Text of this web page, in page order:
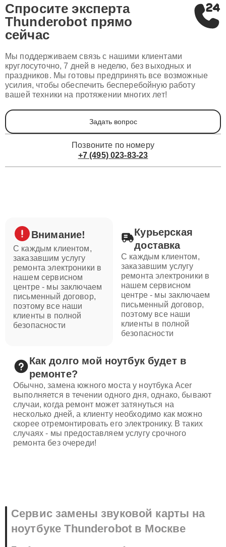
Спросите эксперта
Thunderobot прямо
сейчас
Мы поддерживаем связь с нашими клиентами
круглосуточно, 7 дней в неделю, без выходных и
праздников. Мы готовы предпринять все возможные
усилия, чтобы обеспечить бесперебойную работу
вашей техники на протяжении многих лет!
Задать вопрос
Позвоните по номеру
+7 (495) 023-83-23
Внимание!
С каждым клиентом,
заказавшим услугу
ремонта электроники в
нашем сервисном
центре - мы заключаем
письменный договор,
поэтому все наши
клиенты в полной
безопасности
Курьерская
доставка
С каждым клиентом,
заказавшим услугу
ремонта электроники в
нашем сервисном
центре - мы заключаем
письменный договор,
поэтому все наши
клиенты в полной
безопасности
Как долго мой ноутбук будет в
ремонте?
Обычно, замена южного моста у ноутбука Acer
выполняется в течении одного дня, однако, бывают
случаи, когда ремонт может затянуться на
несколько дней, а клиенту необходимо как можно
скорее отремонтировать его электронику. В таких
случаях - мы предоставляем услугу срочного
ремонта без очереди!
Сервис замены звуковой карты на
ноутбуке Thunderobot в Москве